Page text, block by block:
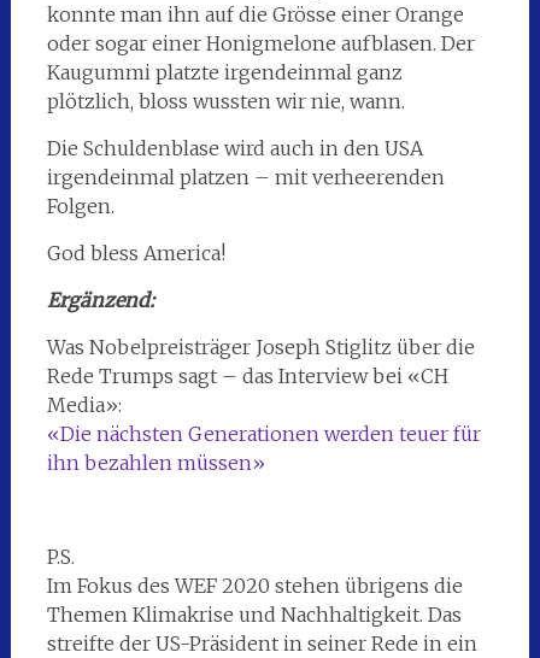
konnte man ihn auf die Grösse einer Orange
oder sogar einer Honigmelone aufblasen. Der
Kaugummi platzte irgendeinmal ganz
plötzlich, bloss wussten wir nie, wann.
Die Schuldenblase wird auch in den USA
irgendeinmal platzen – mit verheerenden
Folgen.
God bless America!
Ergänzend:
Was Nobelpreisträger Joseph Stiglitz über die
Rede Trumps sagt – das Interview bei «CH
Media»:
«Die nächsten Generationen werden teuer für
ihn bezahlen müssen»
P.S.
Im Fokus des WEF 2020 stehen übrigens die
Themen Klimakrise und Nachhaltigkeit. Das
streifte der US-Präsident in seiner Rede in ein